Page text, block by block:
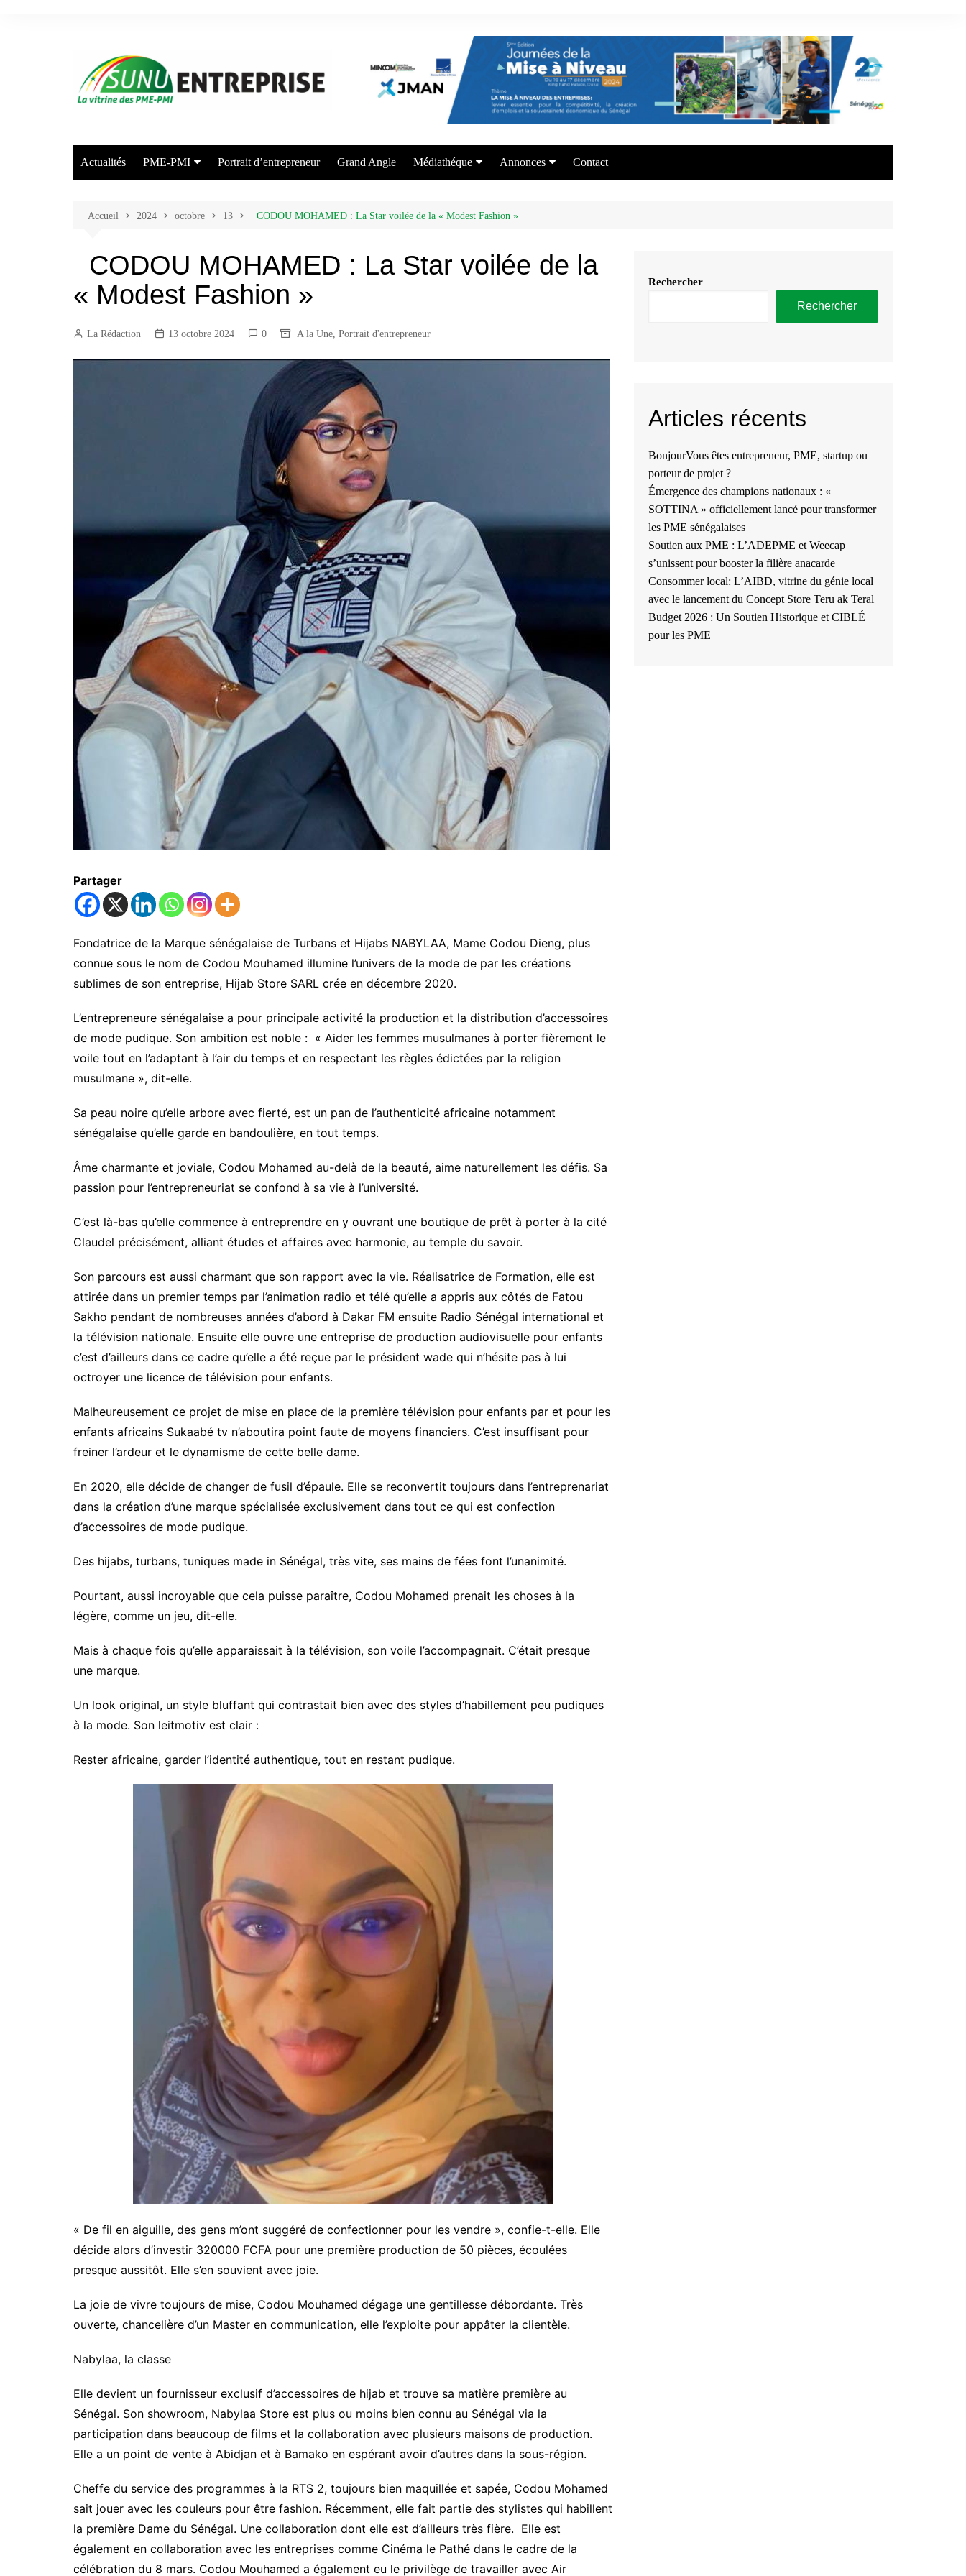
Actualités PME-PMI
Commerce
Agriculture/Elevage
Arts et Industries Créatives
Construction/BTP
Services marchands
Portrait d’entrepreneur Grand Angle Médiathéque
Vidéos
Annonces
Offre de formation
Contact
Accueil 2024 octobre 13 CODOU MOHAMED : La Star voilée de la « Modest Fashion »
CODOU MOHAMED : La Star voilée de la
« Modest Fashion »
La Rédaction 13 octobre 2024 0 A la Une Portrait d'entrepreneur
Partager
Fondatrice de la Marque sénégalaise de Turbans et Hijabs NABYLAA, Mame Codou Dieng, plus
connue sous le nom de Codou Mouhamed illumine l’univers de la mode de par les créations
sublimes de son entreprise, Hijab Store SARL crée en décembre 2020.
L’entrepreneure sénégalaise a pour principale activité la production et la distribution d’accessoires
de mode pudique. Son ambition est noble : « Aider les femmes musulmanes à porter fièrement le
voile tout en l’adaptant à l’air du temps et en respectant les règles édictées par la religion
musulmane », dit-elle.
Sa peau noire qu’elle arbore avec fierté, est un pan de l’authenticité africaine notamment
sénégalaise qu’elle garde en bandoulière, en tout temps.
Âme charmante et joviale, Codou Mohamed au-delà de la beauté, aime naturellement les défis. Sa
passion pour l’entrepreneuriat se confond à sa vie à l’université.
C’est là-bas qu’elle commence à entreprendre en y ouvrant une boutique de prêt à porter à la cité
Claudel précisément, alliant études et affaires avec harmonie, au temple du savoir.
Son parcours est aussi charmant que son rapport avec la vie. Réalisatrice de Formation, elle est
attirée dans un premier temps par l’animation radio et télé qu’elle a appris aux côtés de Fatou
Sakho pendant de nombreuses années d’abord à Dakar FM ensuite Radio Sénégal international et
la télévision nationale. Ensuite elle ouvre une entreprise de production audiovisuelle pour enfants
c’est d’ailleurs dans ce cadre qu’elle a été reçue par le président wade qui n’hésite pas à lui
octroyer une licence de télévision pour enfants.
Malheureusement ce projet de mise en place de la première télévision pour enfants par et pour les
enfants africains Sukaabé tv n’aboutira point faute de moyens financiers. C’est insuffisant pour
freiner l’ardeur et le dynamisme de cette belle dame.
En 2020, elle décide de changer de fusil d’épaule. Elle se reconvertit toujours dans l’entreprenariat
dans la création d’une marque spécialisée exclusivement dans tout ce qui est confection
d’accessoires de mode pudique.
Des hijabs, turbans, tuniques made in Sénégal, très vite, ses mains de fées font l’unanimité.
Pourtant, aussi incroyable que cela puisse paraître, Codou Mohamed prenait les choses à la
légère, comme un jeu, dit-elle.
Mais à chaque fois qu’elle apparaissait à la télévision, son voile l’accompagnait. C’était presque
une marque.
Un look original, un style bluffant qui contrastait bien avec des styles d’habillement peu pudiques
à la mode. Son leitmotiv est clair :
Rester africaine, garder l’identité authentique, tout en restant pudique.
« De fil en aiguille, des gens m’ont suggéré de confectionner pour les vendre », confie-t-elle. Elle
décide alors d’investir 320000 FCFA pour une première production de 50 pièces, écoulées
presque aussitôt. Elle s’en souvient avec joie.
La joie de vivre toujours de mise, Codou Mouhamed dégage une gentillesse débordante. Très
ouverte, chancelière d’un Master en communication, elle l’exploite pour appâter la clientèle.
Nabylaa, la classe
Elle devient un fournisseur exclusif d’accessoires de hijab et trouve sa matière première au
Sénégal. Son showroom, Nabylaa Store est plus ou moins bien connu au Sénégal via la
participation dans beaucoup de films et la collaboration avec plusieurs maisons de production.
Elle a un point de vente à Abidjan et à Bamako en espérant avoir d’autres dans la sous-région.
Cheffe du service des programmes à la RTS 2, toujours bien maquillée et sapée, Codou Mohamed
sait jouer avec les couleurs pour être fashion. Récemment, elle fait partie des stylistes qui habillent
la première Dame du Sénégal. Une collaboration dont elle est d’ailleurs très fière. Elle est
également en collaboration avec les entreprises comme Cinéma le Pathé dans le cadre de la
célébration du 8 mars. Codou Mouhamed a également eu le privilège de travailler avec Air
Rechercher
Rechercher
Articles récents
BonjourVous êtes entrepreneur, PME, startup ou
porteur de projet ?
Émergence des champions nationaux : «
SOTTINA » officiellement lancé pour transformer
les PME sénégalaises
Soutien aux PME : L’ADEPME et Weecap
s’unissent pour booster la filière anacarde
Consommer local: L’AIBD, vitrine du génie local
avec le lancement du Concept Store Teru ak Teral
Budget 2026 : Un Soutien Historique et CIBLÉ
pour les PME